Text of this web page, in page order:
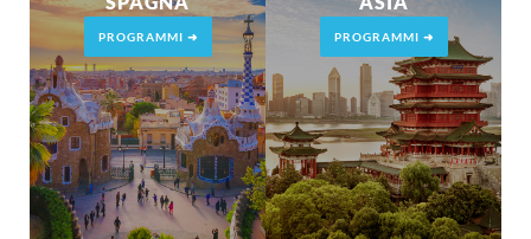
PROGRAMMI ➜ PROGRAMMI ➜